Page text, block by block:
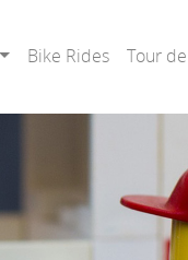
Bike Rides Tour